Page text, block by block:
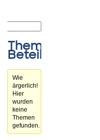
Themen-
Beteiligungen
Wie
ärgerlich!
Hier
wurden
keine
Themen
gefunden.